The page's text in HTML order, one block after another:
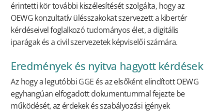
érintetti kör további kiszélesítését szolgálta, hogy az
OEWG konzultatív ülésszakokat szervezett a kibertér
kérdéseivel foglalkozó tudományos élet, a digitális
iparágak és a civil szervezetek képviselői számára.
Eredmények és nyitva hagyott kérdések
Az hogy a legutóbbi GGE és az elsőként elindított OEWG
egyhangúan elfogadott dokumentummal fejezte be
működését, az érdekek és szabályozási igények